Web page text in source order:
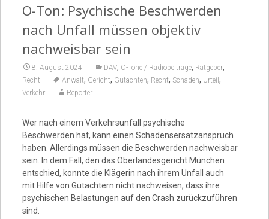
O-Ton: Psychische Beschwerden
nach Unfall müssen objektiv
nachweisbar sein
8. August 2024 DAV, O-Töne / Radiobeiträge, Ratgeber,
Recht Anwalt, Gericht, Gutachten, Recht, Schaden, Urteil ,
Verkehr Reporter
Wer nach einem Verkehrsunfall psychische
Beschwerden hat, kann einen Schadensersatzanspruch
haben. Allerdings müssen die Beschwerden nachweisbar
sein. In dem Fall, den das Oberlandesgericht München
entschied, konnte die Klägerin nach ihrem Unfall auch
mit Hilfe von Gutachtern nicht nachweisen, dass ihre
psychischen Belastungen auf den Crash zurückzuführen
sind.